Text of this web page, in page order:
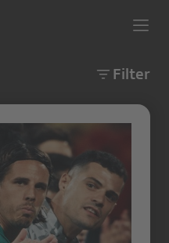
Filter